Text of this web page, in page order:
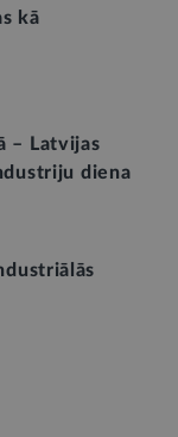
kā
– Latvijas
diena